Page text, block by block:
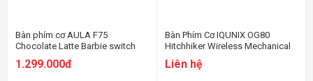
Bàn phím cơ AULA F75
Chocolate Latte Barbie switch
1.299.000đ
Bàn Phím Cơ IQUNIX OG80
Hitchhiker Wireless Mechanical
Liên hệ